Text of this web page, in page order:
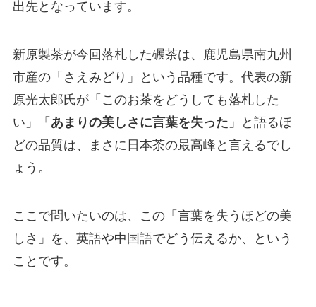
出先となっています。
新原製茶が今回落札した碾茶は、鹿児島県南九州
市産の「さえみどり」という品種です。代表の新
原光太郎氏が「このお茶をどうしても落札した
い」「 あまりの美しさに言葉を失った 」と語るほ
どの品質は、まさに日本茶の最高峰と言えるでし
ょう。
ここで問いたいのは、この「言葉を失うほどの美
しさ」を、英語や中国語でどう伝えるか、という
ことです。